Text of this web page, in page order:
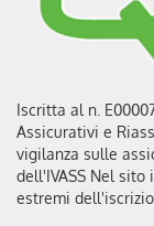
Iscritta al n.
Assicurativi e
vigilanza sulle
dell'IVASS Nel sito
estremi